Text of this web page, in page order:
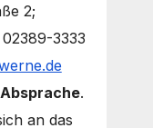
2;
3333
.
an das